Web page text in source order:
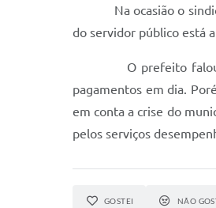
Na ocasião o
do servidor público está
O prefeito falou que
pagamentos em dia.
em conta a crise do
pelos serviços
GOSTEI NÃO